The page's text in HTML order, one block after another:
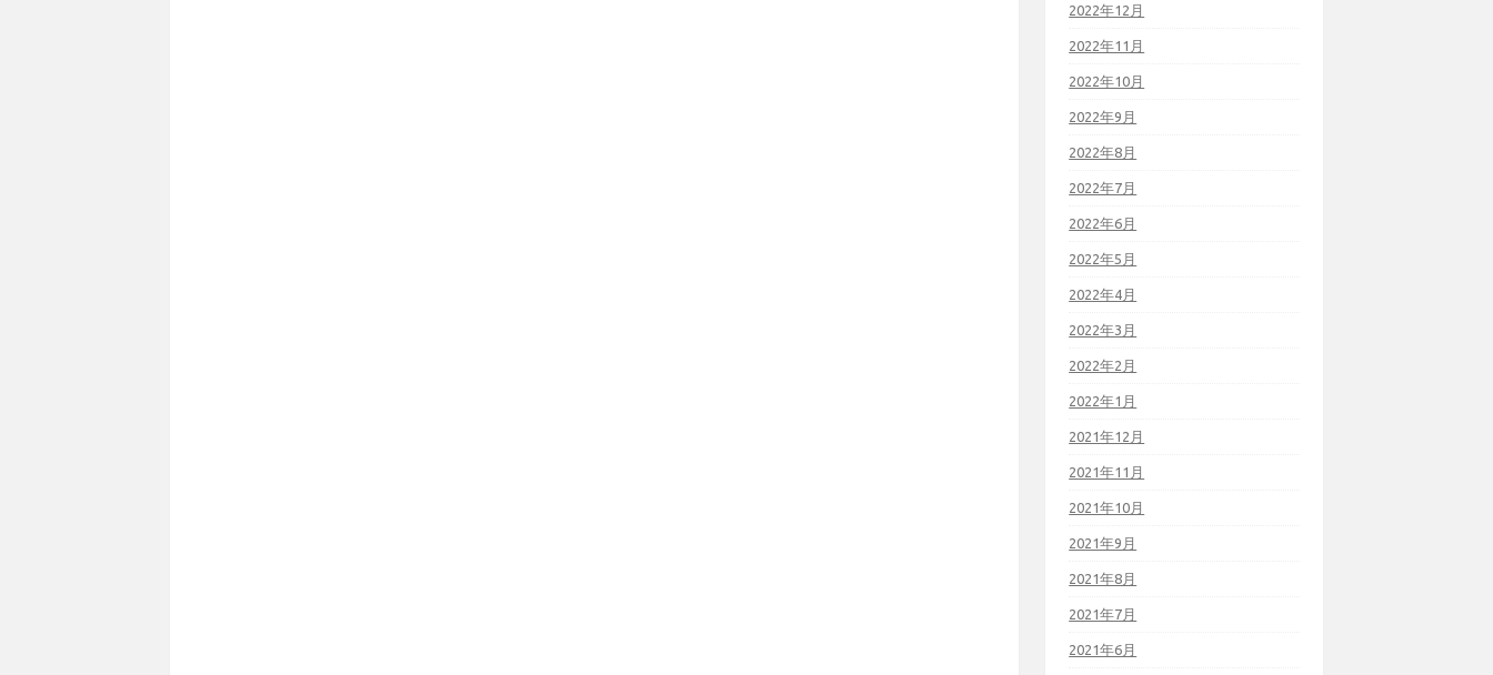
2022年12月
2022年11月
2022年10月
2022年9月
2022年8月
2022年7月
2022年6月
2022年5月
2022年4月
2022年3月
2022年2月
2022年1月
2021年12月
2021年11月
2021年10月
2021年9月
2021年8月
2021年7月
2021年6月